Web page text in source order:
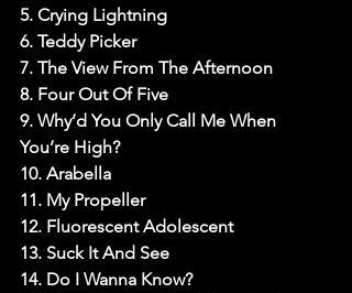
5. Crying Lightning
6. Teddy Picker
7. The View From The Afternoon
8. Four Out Of Five
9. Why’d You Only Call Me When
You’re High?
10. Arabella
11. My Propeller
12. Fluorescent Adolescent
13. Suck It And See
14. Do I Wanna Know?